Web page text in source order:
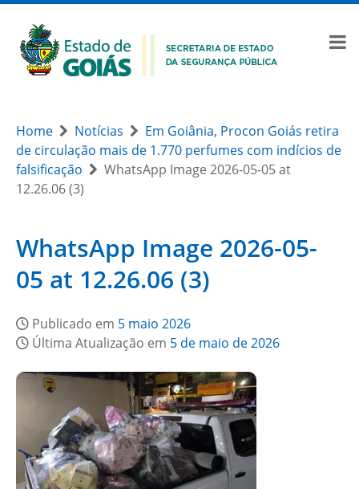
Home Notícias
Em Goiânia, Procon Goiás retira
de circulação mais de 1.770 perfumes com indícios de
falsificação
WhatsApp Image 2026-05-05 at
12.26.06 (3)
WhatsApp Image 2026-05-
05 at 12.26.06 (3)
Publicado em 5 maio 2026
Última Atualização em 5 de maio de 2026